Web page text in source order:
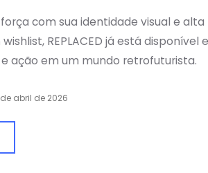
com sua identidade visual e alta
REPLACED já está disponível
ação em um mundo retrofuturista.
de abril de 2026